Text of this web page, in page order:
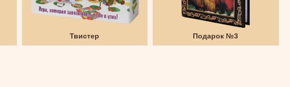
Твистер Подарок №3